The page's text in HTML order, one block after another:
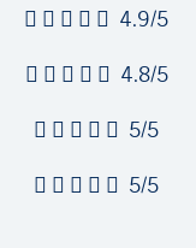
4.9/5
4.8/5
5/5
5/5